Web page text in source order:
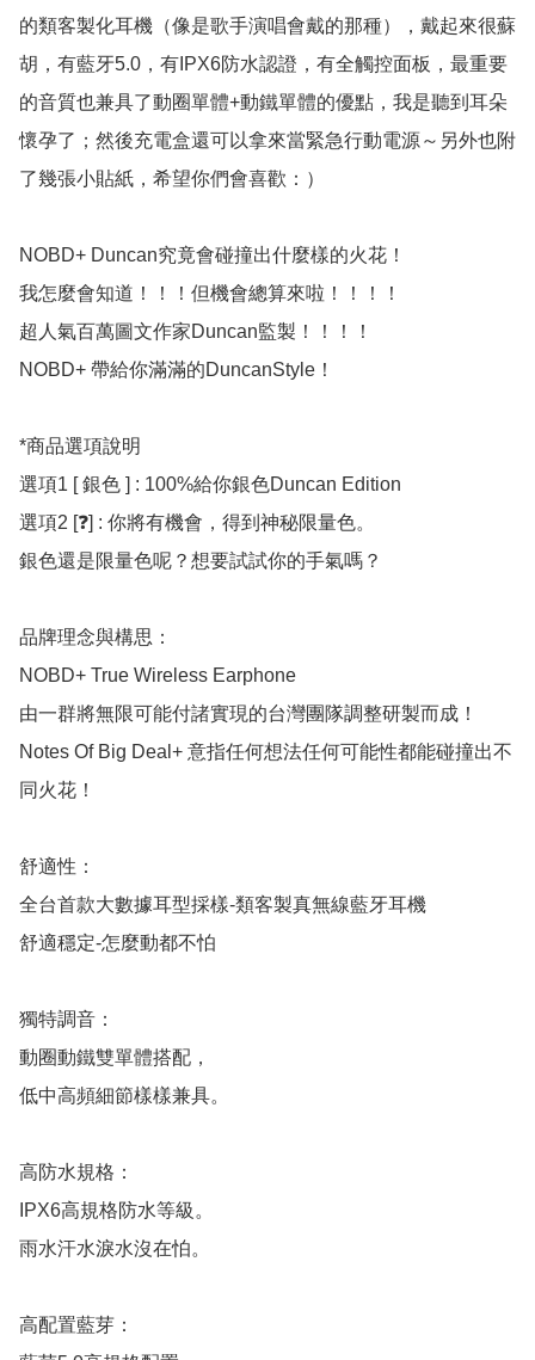
的類客製化耳機（像是歌手演唱會戴的那種），戴起來很蘇
胡，有藍牙5.0，有IPX6防水認證，有全觸控面板，最重要
的音質也兼具了動圈單體+動鐵單體的優點，我是聽到耳朵
懷孕了；然後充電盒還可以拿來當緊急行動電源～另外也附
了幾張小貼紙，希望你們會喜歡：）
NOBD+ Duncan究竟會碰撞出什麼樣的火花！
我怎麼會知道！！！但機會總算來啦！！！！
超人氣百萬圖文作家Duncan監製！！！！
NOBD+ 帶給你滿滿的DuncanStyle！
*商品選項說明
選項1 [ 銀色 ] : 100%給你銀色Duncan Edition
選項2 [❓] : 你將有機會，得到神秘限量色。
銀色還是限量色呢？想要試試你的手氣嗎？
品牌理念與構思：
NOBD+ True Wireless Earphone
由一群將無限可能付諸實現的台灣團隊調整研製而成！
Notes Of Big Deal+ 意指任何想法任何可能性都能碰撞出不
同火花！
舒適性：
全台首款大數據耳型採樣-類客製真無線藍牙耳機
舒適穩定-怎麼動都不怕
獨特調音：
動圈動鐵雙單體搭配，
低中高頻細節樣樣兼具。
高防水規格：
IPX6高規格防水等級。
雨水汗水淚水沒在怕。
高配置藍芽：